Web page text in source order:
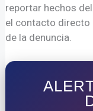
reportar hechos
el contacto directo
de la denuncia.